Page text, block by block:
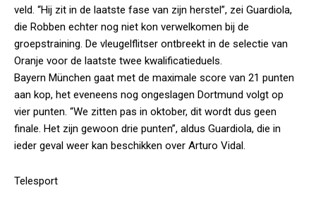
veld. “Hij zit in de laatste fase van zijn herstel”, zei Guardiola,
die Robben echter nog niet kon verwelkomen bij de
groepstraining. De vleugelflitser ontbreekt in de selectie van
Oranje voor de laatste twee kwalificatieduels.
Bayern München gaat met de maximale score van 21 punten
aan kop, het eveneens nog ongeslagen Dortmund volgt op
vier punten. “We zitten pas in oktober, dit wordt dus geen
finale. Het zijn gewoon drie punten”, aldus Guardiola, die in
ieder geval weer kan beschikken over Arturo Vidal.
Telesport